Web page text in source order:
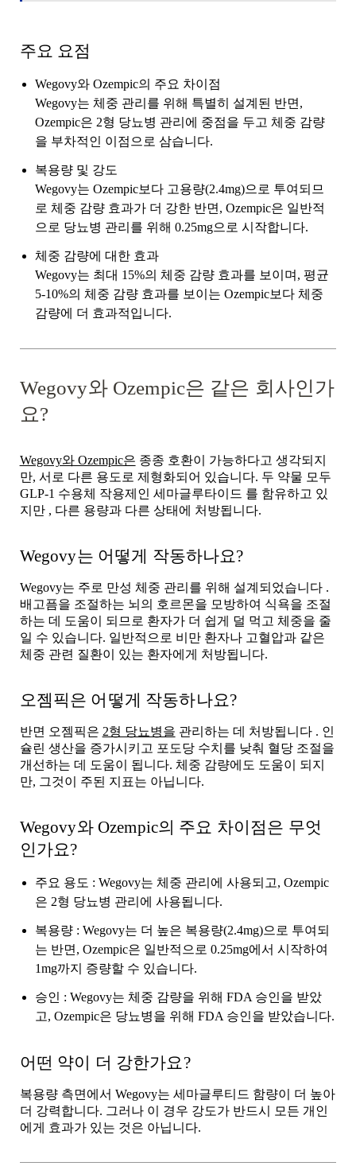
주요 요점
Wegovy와 Ozempic의 주요 차이점
Wegovy는 체중 관리를 위해 특별히 설계된 반면,
Ozempic은 2형 당뇨병 관리에 중점을 두고 체중 감량
을 부차적인 이점으로 삼습니다.
복용량 및 강도
Wegovy는 Ozempic보다 고용량(2.4mg)으로 투여되므
로 체중 감량 효과가 더 강한 반면, Ozempic은 일반적
으로 당뇨병 관리를 위해 0.25mg으로 시작합니다.
체중 감량에 대한 효과
Wegovy는 최대 15%의 체중 감량 효과를 보이며, 평균
5-10%의 체중 감량 효과를 보이는 Ozempic보다 체중
감량에 더 효과적입니다.
Wegovy와 Ozempic은 같은 회사인가
요?
Wegovy와 Ozempic은 종종 호환이 가능하다고 생각되지
만, 서로 다른 용도로 제형화되어 있습니다. 두 약물 모두
GLP-1 수용체 작용제인 세마글루타이드 를 함유하고 있
지만 , 다른 용량과 다른 상태에 처방됩니다.
Wegovy는 어떻게 작동하나요?
Wegovy는 주로 만성 체중 관리를 위해 설계되었습니다 .
배고픔을 조절하는 뇌의 호르몬을 모방하여 식욕을 조절
하는 데 도움이 되므로 환자가 더 쉽게 덜 먹고 체중을 줄
일 수 있습니다. 일반적으로 비만 환자나 고혈압과 같은
체중 관련 질환이 있는 환자에게 처방됩니다.
오젬픽은 어떻게 작동하나요?
반면 오젬픽은 2형 당뇨병을 관리하는 데 처방됩니다 . 인
슐린 생산을 증가시키고 포도당 수치를 낮춰 혈당 조절을
개선하는 데 도움이 됩니다. 체중 감량에도 도움이 되지
만, 그것이 주된 지표는 아닙니다.
Wegovy와 Ozempic의 주요 차이점은 무엇
인가요?
주요 용도 : Wegovy는 체중 관리에 사용되고, Ozempic
은 2형 당뇨병 관리에 사용됩니다.
복용량 : Wegovy는 더 높은 복용량(2.4mg)으로 투여되
는 반면, Ozempic은 일반적으로 0.25mg에서 시작하여
1mg까지 증량할 수 있습니다.
승인 : Wegovy는 체중 감량을 위해 FDA 승인을 받았
고, Ozempic은 당뇨병을 위해 FDA 승인을 받았습니다.
어떤 약이 더 강한가요?
복용량 측면에서 Wegovy는 세마글루티드 함량이 더 높아
더 강력합니다. 그러나 이 경우 강도가 반드시 모든 개인
에게 효과가 있는 것은 아닙니다.